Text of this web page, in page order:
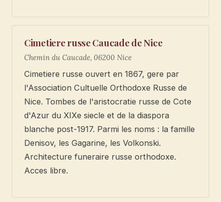
Cimetiere russe Caucade de Nice
Chemin du Caucade, 06200 Nice
Cimetiere russe ouvert en 1867, gere par
l'Association Cultuelle Orthodoxe Russe de
Nice. Tombes de l'aristocratie russe de Cote
d'Azur du XIXe siecle et de la diaspora
blanche post-1917. Parmi les noms : la famille
Denisov, les Gagarine, les Volkonski.
Architecture funeraire russe orthodoxe.
Acces libre.